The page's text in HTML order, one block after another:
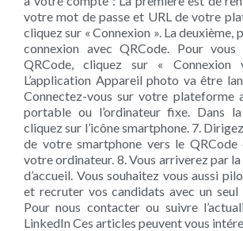
votre mot de passe et URL de votre
cliquez sur « Connexion ». La deuxième,
connexion avec QRCode. Pour vous
QRCode, cliquez sur « Connexion
L’application Appareil photo va être
Connectez-vous sur votre plateforme
portable ou l’ordinateur fixe. Dans
cliquez sur l’icône smartphone. 7.
de votre smartphone vers le QRCode
votre ordinateur. 8. Vous arriverez par
d’accueil. Vous souhaitez vous aussi
et recruter vos candidats avec un
Pour nous contacter ou suivre
LinkedIn Ces articles peuvent vous